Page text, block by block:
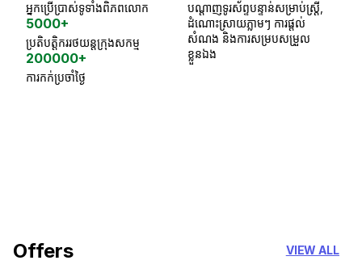
អ្នកប្រើប្រាស់ទូទាំងពិភពលោក
5000+
ប្រតិបត្តិកររថយន្តក្រុងសកម្ម
200000+
ការកក់ប្រចាំថ្ងៃ
បណ្តាញទូរស័ព្ទបន្ទាន់សម្រាប់ស្ត្រី,
ដំណោះស្រាយភ្លាមៗ ការផ្តល់
សំណង និងការសម្របសម្រួល
ខ្លួនឯង
Offers VIEW ALL